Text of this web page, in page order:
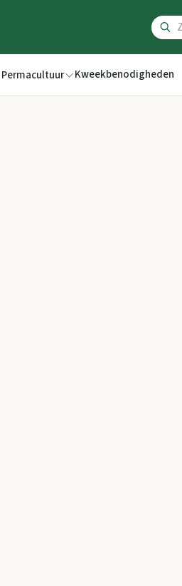
Permacultuur Kweekbenodigheden